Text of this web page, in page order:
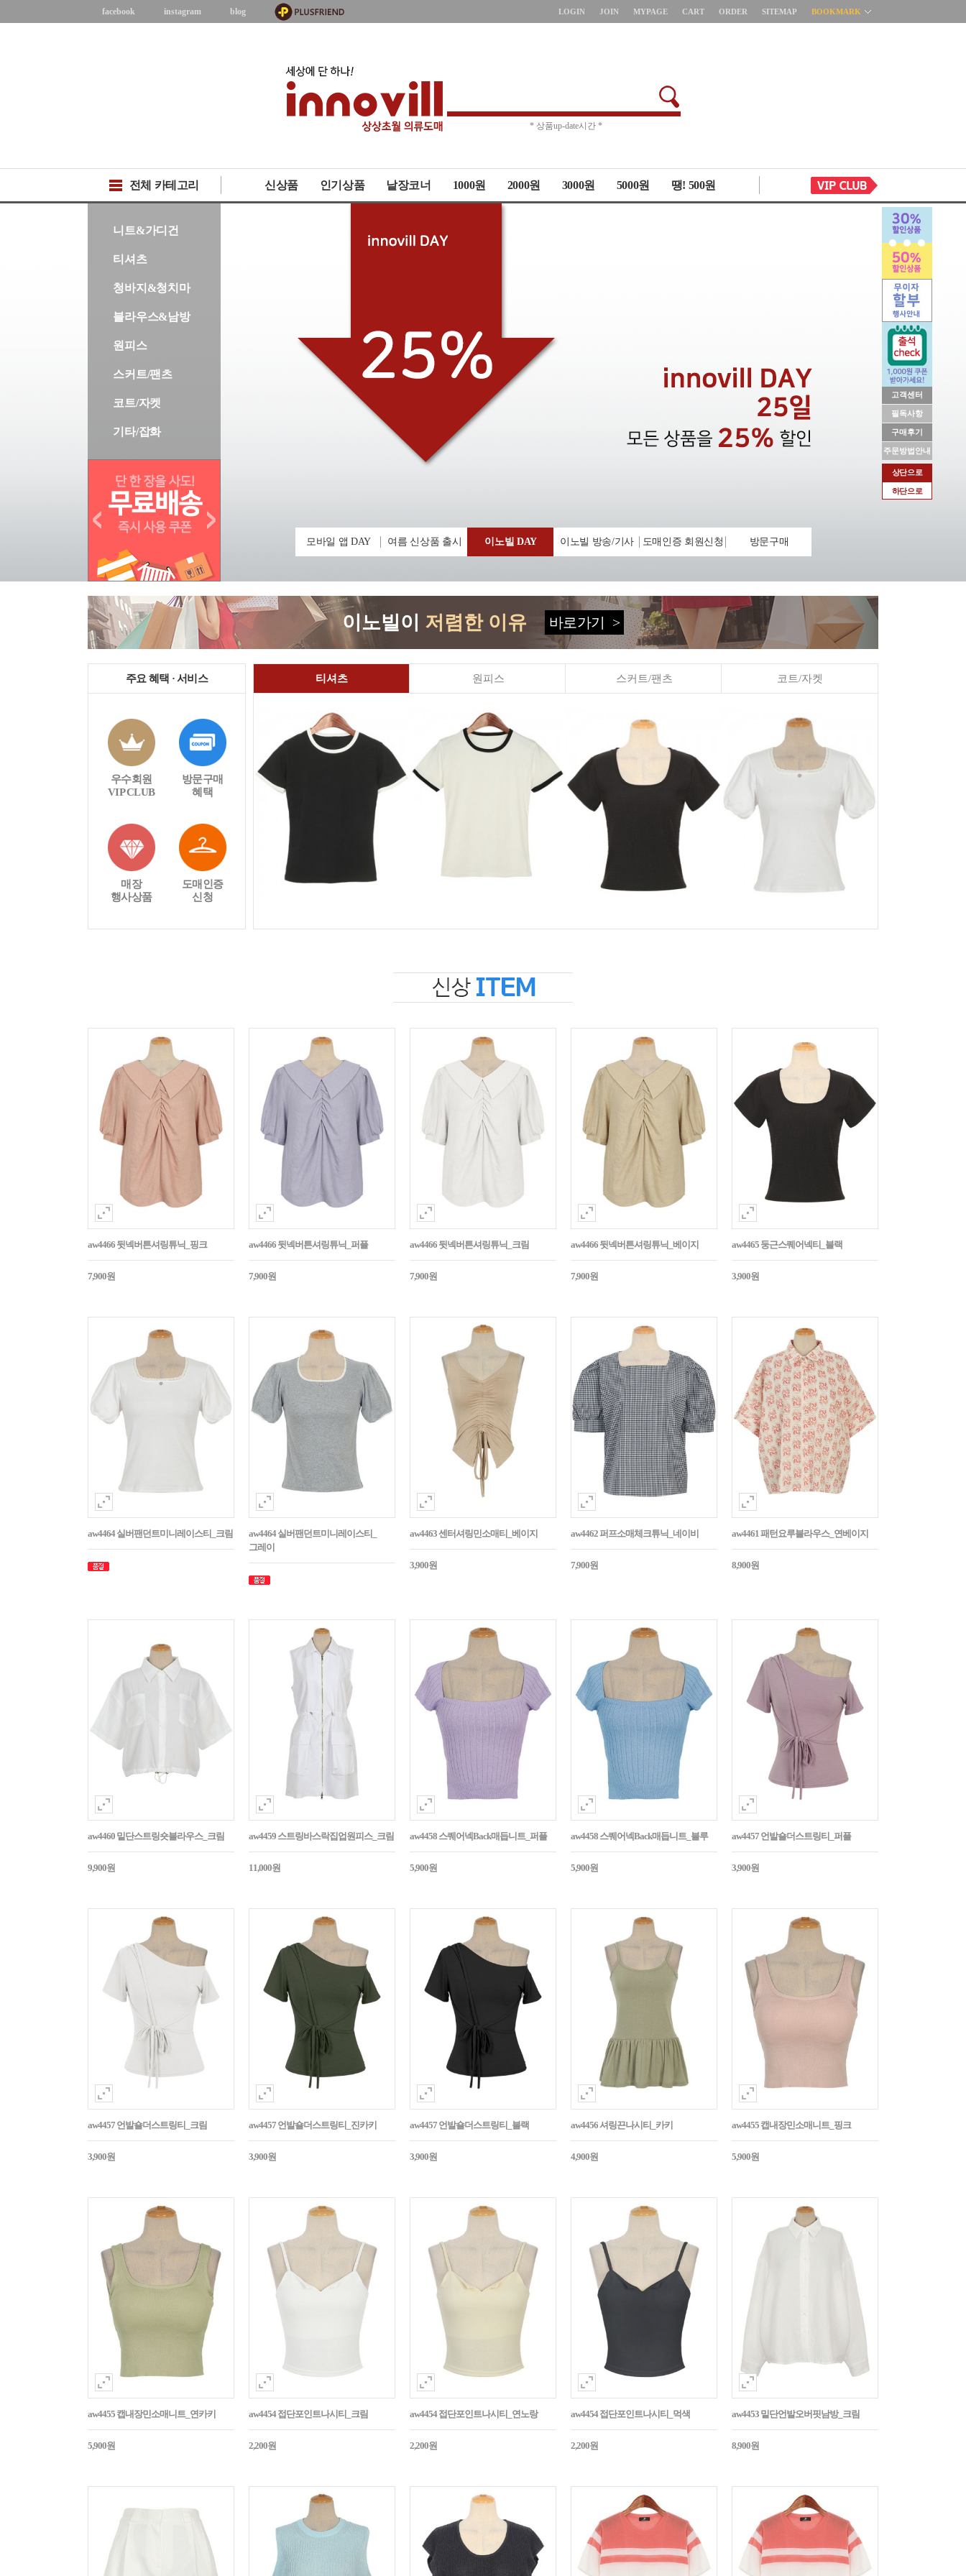
고객센터
필독사항
구매후기
주문방법안내
상단으로
하단으로
facebook instagram blog LOGIN JOIN MYPAGE CART ORDER SITEMAP BOOKMARK
* 주문취소 제한 *
전체 카테고리 신상품 인기상품 낱장코너 1000원 2000원 3000원 5000원 땡! 500원
니트&가디건
티셔츠
청바지&청치마
블라우스&남방
원피스
스커트/팬츠
코트/자켓
기타/잡화
모바일 앱 DAY 여름 신상품 출시 이노빌 DAY 이노빌 방송/기사 도매인증 회원신청 방문구매
이노빌이 저렴한 이유 바로가기 >
주요 혜택 · 서비스
우수회원
VIP CLUB
방문구매
혜택
매장
행사상품
도매인증
신청
티셔츠 원피스 스커트/팬츠 코트/자켓
aw4466 뒷넥버튼셔링튜닉_핑크
7,900원
aw4466 뒷넥버튼셔링튜닉_퍼플
7,900원
aw4466 뒷넥버튼셔링튜닉_크림
7,900원
aw4466 뒷넥버튼셔링튜닉_베이지
7,900원
aw4465 둥근스퀘어넥티_블랙
3,900원
aw4464 실버팬던트미니레이스티_크림
aw4464 실버팬던트미니레이스티_
그레이
aw4463 센터셔링민소매티_베이지
3,900원
aw4462 퍼프소매체크튜닉_네이비
7,900원
aw4461 패턴요루블라우스_연베이지
8,900원
aw4460 밑단스트링숏블라우스_크림
9,900원
aw4459 스트링바스락집업원피스_크림
11,000원
aw4458 스퀘어넥Back매듭니트_퍼플
5,900원
aw4458 스퀘어넥Back매듭니트_블루
5,900원
aw4457 언발숄더스트링티_퍼플
3,900원
aw4457 언발숄더스트링티_크림
3,900원
aw4457 언발숄더스트링티_진카키
3,900원
aw4457 언발숄더스트링티_블랙
3,900원
aw4456 셔링끈나시티_카키
4,900원
aw4455 캡내장민소매니트_핑크
5,900원
aw4455 캡내장민소매니트_연카키
5,900원
aw4454 접단포인트나시티_크림
2,200원
aw4454 접단포인트나시티_연노랑
2,200원
aw4454 접단포인트나시티_먹색
2,200원
aw4453 밑단언발오버핏남방_크림
8,900원